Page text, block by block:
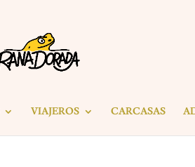
VIAJEROS CARCASAS